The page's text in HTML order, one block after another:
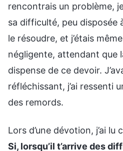
rencontrais un problème,
sa difficulté, peu disposée
le résoudre, et j’étais
négligente, attendant que
dispense de ce devoir.
réfléchissant, j’ai ressenti
des remords.
Lors d’une dévotion, j’ai lu
Si, lorsqu’il t’arrive des